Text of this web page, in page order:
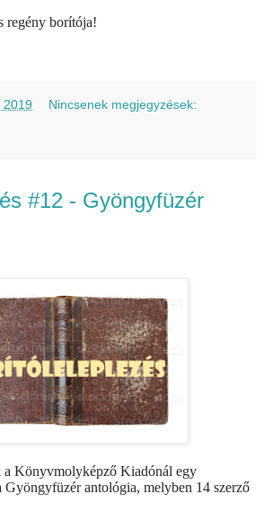
regény borítója!
2019 Nincsenek megjegyzések:
#12 - Gyöngyfüzér
a Könyvmolyképző Kiadónál egy
Gyöngyfüzér antológia, melyben 14 szerző